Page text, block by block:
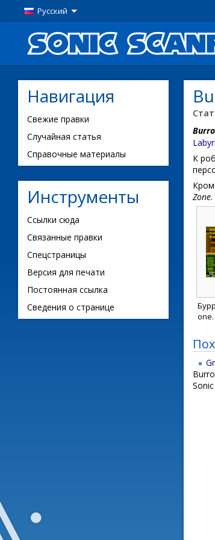
Русский
Навигация
Свежие правки
Случайная статья
Справочные материалы
Инструменты
Ссылки сюда
Связанные правки
Спецстраницы
Версия для печати
Постоянная ссылка
Сведения о странице
К
Zone.
one.